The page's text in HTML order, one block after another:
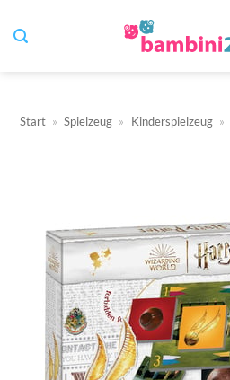
Inhalt
Start » Spielzeug » Kinderspielzeug »